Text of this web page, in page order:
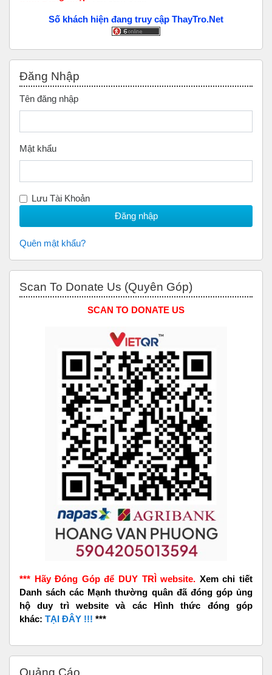
Số khách hiện đang truy cập ThayTro.Net
Đăng Nhập
Tên đăng nhập
Mật khẩu
Lưu Tài Khoản
Quên mật khẩu?
Scan To Donate Us (Quyên Góp)
SCAN TO DONATE US
*** Hãy Đóng Góp để DUY TRÌ website. Xem chi tiết
Danh sách các Mạnh thường quân đã đóng góp ủng
hộ duy trì website và các Hình thức đóng góp
khác: TẠI ĐÂY !!! ***
Quảng Cáo